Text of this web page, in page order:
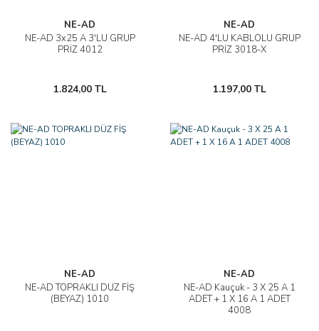
NE-AD
NE-AD 3x25 A 3'LÜ GRUP
PRİZ 4012
1.824,00 TL
NE-AD
NE-AD 4'LÜ KABLOLU GRUP
PRİZ 3018-X
1.197,00 TL
NE-AD
NE-AD TOPRAKLI DÜZ FİŞ
(BEYAZ) 1010
NE-AD
NE-AD Kauçuk - 3 X 25 A 1
ADET + 1 X 16 A 1 ADET
4008